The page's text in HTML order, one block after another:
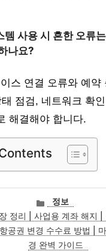
템 사용 시 흔한 오류
나요?
스 연결 오류와 예약
점검, 네트워크 확
해결해야 합니다.
카
테
고
리
정보
정리 | 사업용 계좌 해지 |
공권 변경 수수료 방법 |
경 완벽 가이드